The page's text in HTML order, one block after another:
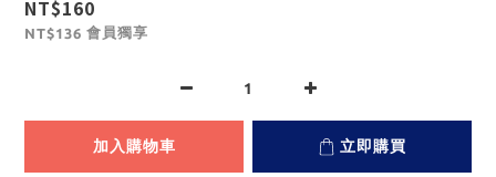
NT$160
NT$136 會員獨享
加入購物車 立即購買